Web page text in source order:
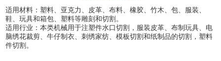
适用材料：塑料、亚克力、皮革、布料、橡胶、竹木、包、服装、
鞋、玩具和箱包、塑料等雕刻和切割。
适用行业：本类机械用于注塑件水口切割，服装皮革、布制玩具、电
脑绣花裁剪、牛仔制衣、刺绣家纺、模板切割和纸制品的切割，塑料
件切割。